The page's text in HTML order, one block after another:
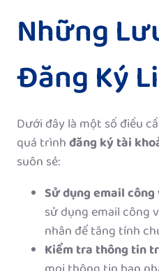
Những
Đăng Ký
Dưới đây là một số điều
quá trìnhđăng ký tài
suôn sẻ:
Sử dụng email
sử dụng email công
nhân để tăng tính
Kiểm tra thông tin